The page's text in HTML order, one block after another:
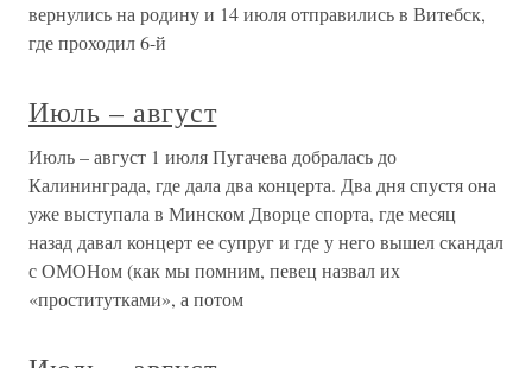
вернулись на родину и 14 июля отправились в Витебск,
где проходил 6-й
Июль – август
Июль – август 1 июля Пугачева добралась до
Калининграда, где дала два концерта. Два дня спустя она
уже выступала в Минском Дворце спорта, где месяц
назад давал концерт ее супруг и где у него вышел скандал
с ОМОНом (как мы помним, певец назвал их
«проститутками», а потом